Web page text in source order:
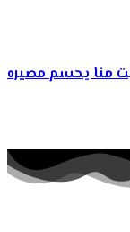
منا يحسم مصيره